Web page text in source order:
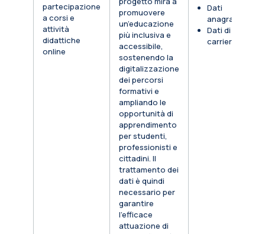
partecipazione
a corsi e
attività
didattiche
online
promuovere
un’educazione
più inclusiva e
accessibile,
sostenendo la
digitalizzazione
dei percorsi
formativi e
ampliando le
opportunità di
apprendimento
per studenti,
professionisti e
cittadini. Il
trattamento dei
dati è quindi
necessario per
garantire
l’efficace
attuazione di
Dati
anagrafici
Dati di
carriera